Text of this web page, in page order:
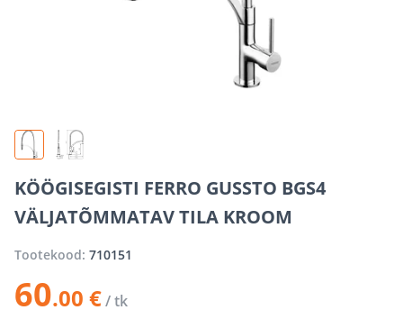
KÖÖGISEGISTI FERRO GUSSTO BGS4
VÄLJATÕMMATAV TILA KROOM
Tootekood: 710151
60.00 €/ tk